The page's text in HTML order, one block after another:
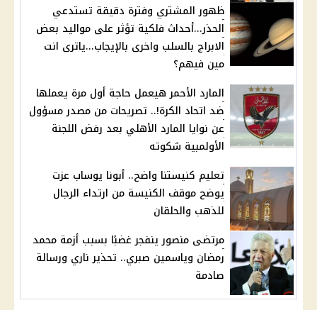
ظهور المشتري وفترة دقيقة تستدعي
الحذر...أحداث فلكية تؤثر على مواليد بعض
الابراج بالسلب واخرى بالإيجاب...ياترى انت
مين فيهم؟
المارد الأحمر هيعمل حاجة أول مرة يعملها
ضد اتحاد الكرة!.. تصريحات من مصدر مسؤول
عن نوايا المارد الأهلي بعد رفض اللجنة
الأولمبية شكوته
تعليم كنيستنا واضح.. أبونا يوساب عزت
يوضح موقف الكنيسة من ارتداء الرجال
للذهب والحلقان
مرتضى منصور ينفجر غضبًا بسبب أزمة محمد
رمضان وياسمين صبري.. تحذير ناري ورسالة
صادمة